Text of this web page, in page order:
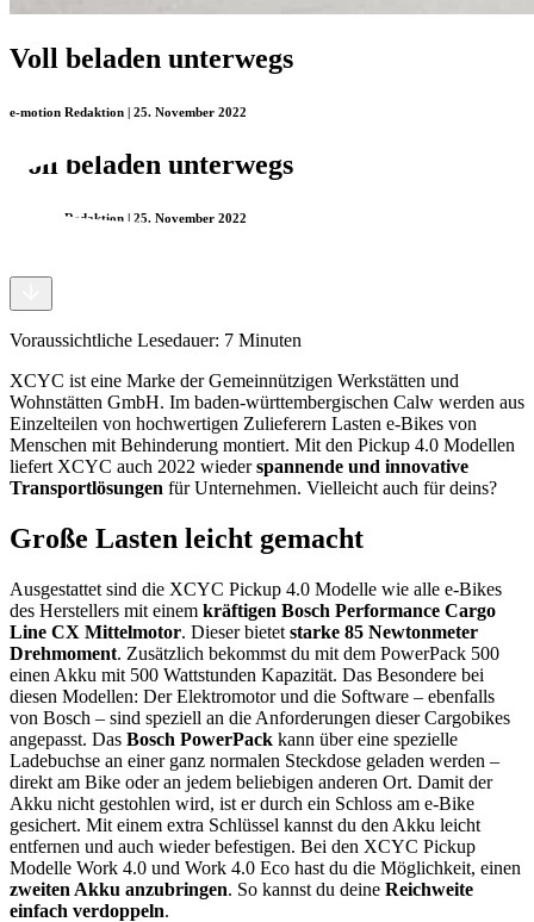
Voll beladen unterwegs
e-motion Redaktion | 25. November 2022
Voll beladen unterwegs
e-motion Redaktion | 25. November 2022
Voraussichtliche Lesedauer: 7 Minuten
XCYC ist eine Marke der Gemeinnützigen Werkstätten und
Wohnstätten GmbH. Im baden-württembergischen Calw werden aus
Einzelteilen von hochwertigen Zulieferern Lasten e-Bikes von
Menschen mit Behinderung montiert. Mit den Pickup 4.0 Modellen
liefert XCYC auch 2022 wiederspannende und innovative
Transportlösungen für Unternehmen. Vielleicht auch für deins?
Große Lasten leicht gemacht
Ausgestattet sind die XCYC Pickup 4.0 Modelle wie alle e-Bikes
des Herstellers mit einem kräftigen Bosch Performance Cargo
Line CX Mittelmotor. Dieser bietet starke 85 Newtonmeter
Drehmoment. Zusätzlich bekommst du mit dem PowerPack 500
einen Akku mit 500 Wattstunden Kapazität. Das Besondere bei
diesen Modellen: Der Elektromotor und die Software – ebenfalls
von Bosch – sind speziell an die Anforderungen dieser Cargobikes
angepasst. Das Bosch PowerPack kann über eine spezielle
Ladebuchse an einer ganz normalen Steckdose geladen werden –
direkt am Bike oder an jedem beliebigen anderen Ort. Damit der
Akku nicht gestohlen wird, ist er durch ein Schloss am e-Bike
gesichert. Mit einem extra Schlüssel kannst du den Akku leicht
entfernen und auch wieder befestigen. Bei den XCYC Pickup
Modelle Work 4.0 und Work 4.0 Eco hast du die Möglichkeit, einen
zweiten Akku anzubringen. So kannst du deine Reichweite
einfach verdoppeln.